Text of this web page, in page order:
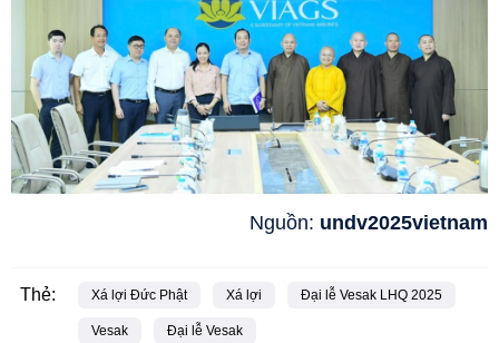
Nguồn: undv2025vietnam
Thẻ: Xá lợi Đức Phật Xá lợi Đại lễ Vesak LHQ 2025
Vesak Đại lễ Vesak